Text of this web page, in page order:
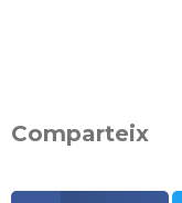
Comparteix